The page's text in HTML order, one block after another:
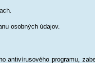
osobných údajov.
programu,